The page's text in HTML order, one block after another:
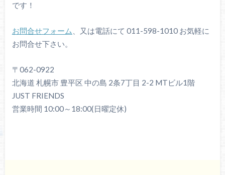
です！
お問合せフォーム 、又は電話にて 011-598-1010 お気軽に
お問合せ下さい。
〒062-0922
北海道 札幌市 豊平区 中の島 2条7丁目 2-2 MTビル1階
JUST FRIENDS
営業時間 10:00～18:00(日曜定休)